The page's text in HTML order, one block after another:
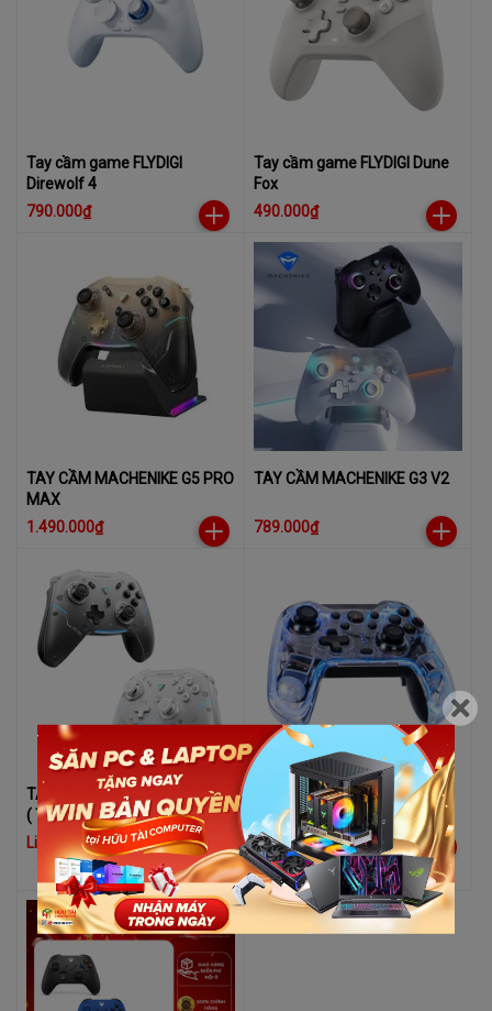
Tay cầm game FLYDIGI
Direwolf 4
790.000₫
Tay cầm game FLYDIGI Dune
Fox
490.000₫
TAY CẦM MACHENIKE G5 PRO
MAX
1.490.000₫
TAY CẦM MACHENIKE G3 V2
789.000₫
TAY CẦM MACHENIKE G5 PRO
( TRI-MODE BLACK)
Liên hệ
Tay cầm chơi game E-DRA
EGP7603
590.000₫
619.000₫ -5%